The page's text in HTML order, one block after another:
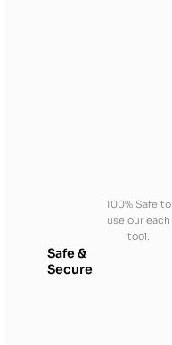
Safe &
Secure
100% Safe to
use our each
tool.